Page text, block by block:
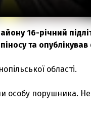
16-річний
та
області.
особу порушника.